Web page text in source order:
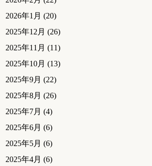
2026年1月 (20)
2025年12月 (26)
2025年11月 (11)
2025年10月 (13)
2025年9月 (22)
2025年8月 (26)
2025年7月 (4)
2025年6月 (6)
2025年5月 (6)
2025年4月 (6)